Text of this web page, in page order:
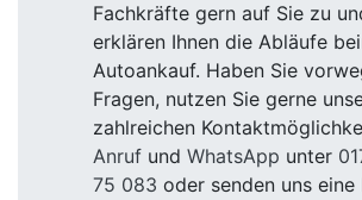
Fachkräfte gern auf Sie zu
erklären Ihnen die Abläufe
Autoankauf. Haben Sie
Fragen, nutzen Sie gerne
zahlreichen
Anruf und WhatsApp unter
75 083 oder senden uns eine